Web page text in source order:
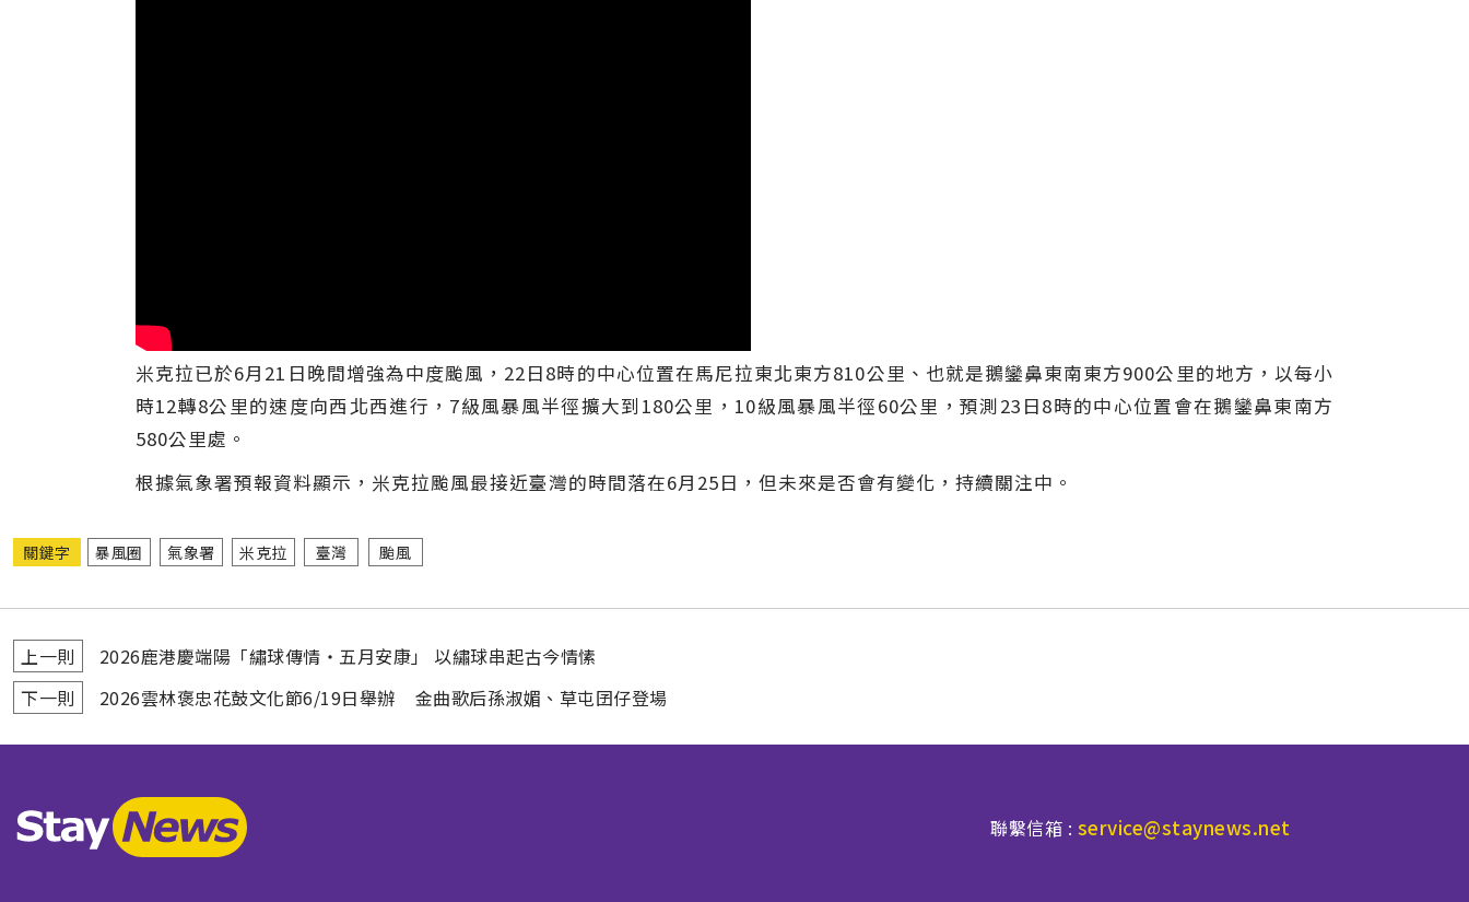
米克拉已於6月21日晚間增強為中度颱風，22日8時的中心位置在馬尼拉東北東方810公里、也就是鵝鑾鼻東南東方900公里的地方，以每小
時12轉8公里的速度向西北西進行，7級風暴風半徑擴大到180公里，10級風暴風半徑60公里，預測23日8時的中心位置會在鵝鑾鼻東南方
580公里處。
根據氣象署預報資料顯示，米克拉颱風最接近臺灣的時間落在6月25日，但未來是否會有變化，持續關注中。
關鍵字 暴風圈 氣象署 米克拉 臺灣 颱風
上一則
2026鹿港慶端陽「繡球傳情‧五月安康」 以繡球串起古今情愫
下一則
2026雲林褒忠花鼓文化節6/19日舉辦 金曲歌后孫淑媚、草屯囝仔登場
聯繫信箱 : service@staynews.net